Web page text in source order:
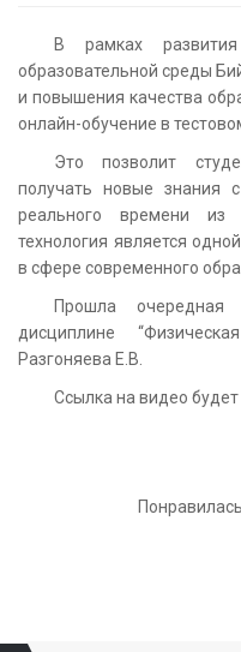
В рамках развития
образовательной среды
и повышения качества
онлайн-обучение в
Это позволит
получать новые
реального времени
технология является
в сфере современного
Прошла очередная
дисциплине
Разгоняева Е.В.
Ссылка на видео будет